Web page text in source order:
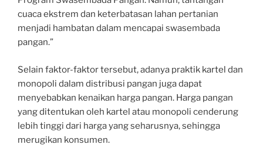
cuaca ekstrem dan keterbatasan lahan pertanian
menjadi hambatan dalam mencapai swasembada
pangan.”
Selain faktor-faktor tersebut, adanya praktik kartel dan
monopoli dalam distribusi pangan juga dapat
menyebabkan kenaikan harga pangan. Harga pangan
yang ditentukan oleh kartel atau monopoli cenderung
lebih tinggi dari harga yang seharusnya, sehingga
merugikan konsumen.